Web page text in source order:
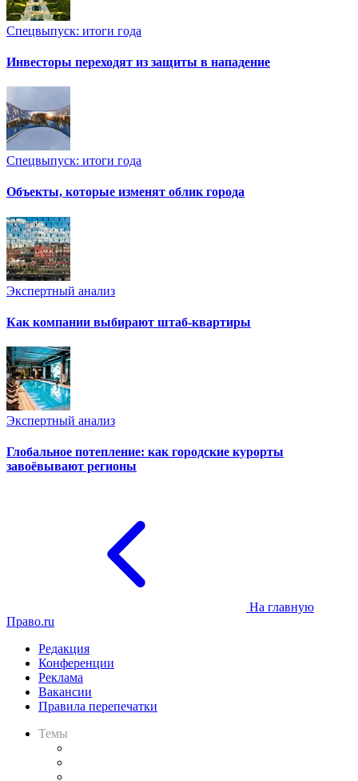
Спецвыпуск: итоги года
Инвесторы переходят из защиты в нападение
Спецвыпуск: итоги года
Объекты, которые изменят облик города
Экспертный анализ
Как компании выбирают штаб-квартиры
Экспертный анализ
Глобальное потепление: как городские курорты
завоёвывают регионы
На главную
Право.ru
Редакция
Конференции
Реклама
Вакансии
Правила перепечатки
Темы